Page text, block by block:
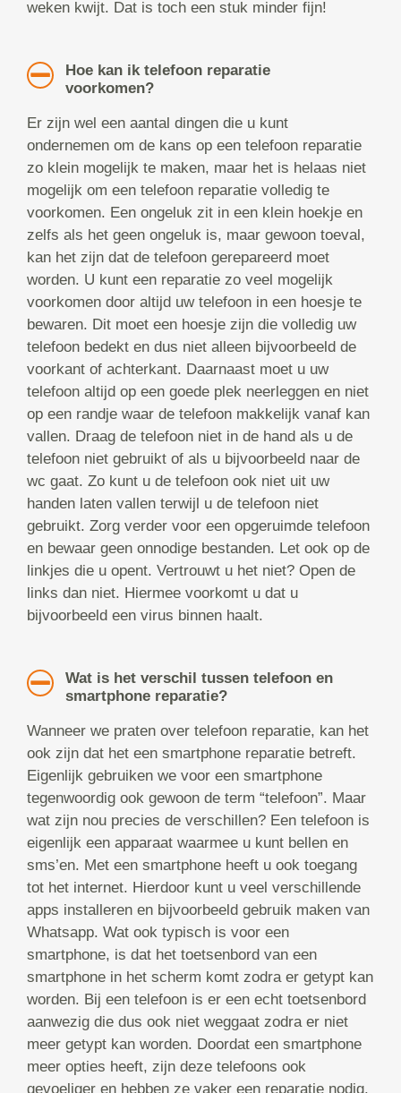
weken kwijt. Dat is toch een stuk minder fijn!
Hoe kan ik telefoon reparatie
voorkomen?
Er zijn wel een aantal dingen die u kunt
ondernemen om de kans op een telefoon reparatie
zo klein mogelijk te maken, maar het is helaas niet
mogelijk om een telefoon reparatie volledig te
voorkomen. Een ongeluk zit in een klein hoekje en
zelfs als het geen ongeluk is, maar gewoon toeval,
kan het zijn dat de telefoon gerepareerd moet
worden. U kunt een reparatie zo veel mogelijk
voorkomen door altijd uw telefoon in een hoesje te
bewaren. Dit moet een hoesje zijn die volledig uw
telefoon bedekt en dus niet alleen bijvoorbeeld de
voorkant of achterkant. Daarnaast moet u uw
telefoon altijd op een goede plek neerleggen en niet
op een randje waar de telefoon makkelijk vanaf kan
vallen. Draag de telefoon niet in de hand als u de
telefoon niet gebruikt of als u bijvoorbeeld naar de
wc gaat. Zo kunt u de telefoon ook niet uit uw
handen laten vallen terwijl u de telefoon niet
gebruikt. Zorg verder voor een opgeruimde telefoon
en bewaar geen onnodige bestanden. Let ook op de
linkjes die u opent. Vertrouwt u het niet? Open de
links dan niet. Hiermee voorkomt u dat u
bijvoorbeeld een virus binnen haalt.
Wat is het verschil tussen telefoon en
smartphone reparatie?
Wanneer we praten over telefoon reparatie, kan het
ook zijn dat het een smartphone reparatie betreft.
Eigenlijk gebruiken we voor een smartphone
tegenwoordig ook gewoon de term “telefoon”. Maar
wat zijn nou precies de verschillen? Een telefoon is
eigenlijk een apparaat waarmee u kunt bellen en
sms’en. Met een smartphone heeft u ook toegang
tot het internet. Hierdoor kunt u veel verschillende
apps installeren en bijvoorbeeld gebruik maken van
Whatsapp. Wat ook typisch is voor een
smartphone, is dat het toetsenbord van een
smartphone in het scherm komt zodra er getypt kan
worden. Bij een telefoon is er een echt toetsenbord
aanwezig die dus ook niet weggaat zodra er niet
meer getypt kan worden. Doordat een smartphone
meer opties heeft, zijn deze telefoons ook
gevoeliger en hebben ze vaker een reparatie nodig.